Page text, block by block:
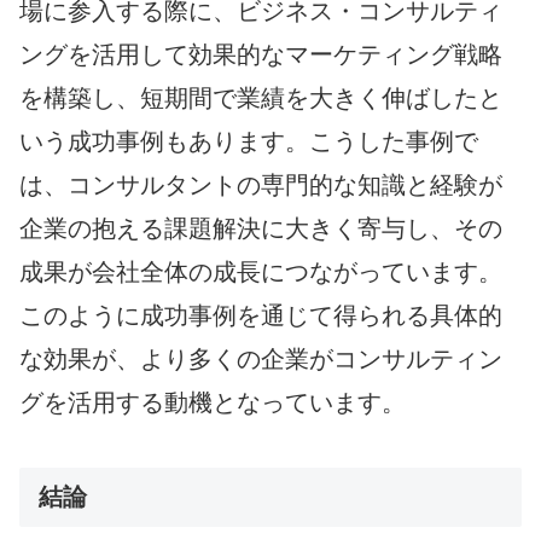
場に参入する際に、ビジネス・コンサルティ
ングを活用して効果的なマーケティング戦略
を構築し、短期間で業績を大きく伸ばしたと
いう成功事例もあります。こうした事例で
は、コンサルタントの専門的な知識と経験が
企業の抱える課題解決に大きく寄与し、その
成果が会社全体の成長につながっています。
このように成功事例を通じて得られる具体的
な効果が、より多くの企業がコンサルティン
グを活用する動機となっています。
結論